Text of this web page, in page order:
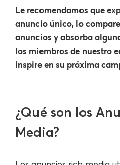
Le recomendamos que
anuncio único, lo
anuncios y absorba
los miembros de nuestro
inspire en su próxima
¿Qué son los
Media?